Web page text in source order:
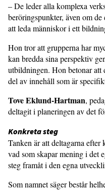
– De leder alla komplexa
beröringspunk­ter, även om
att leda människor i ett
Hon tror att grupperna har
kan bredda sina perspektiv
utbildningen. Hon betonar att
del av innehåll som är
Tove Eklund-Hartman,
deltagit i planeringen av det
Konkreta steg
Tanken är att deltagarna
vad som skapar mening i det
steg framåt i den egna
Som namnet säger består